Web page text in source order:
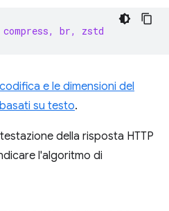
br, zstd
e le dimensioni del
su testo.
della risposta HTTP
l'algoritmo di